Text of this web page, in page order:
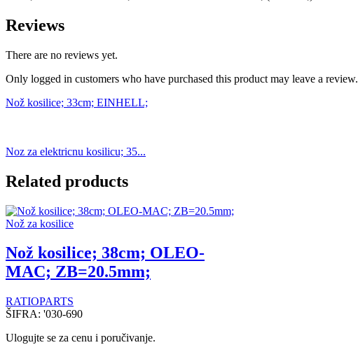
Reviews
There are no reviews yet.
Only logged in customers who have purchased this product may leave a review.
Nož kosilice; 33cm; EINHELL;
Noz za elektricnu kosilicu; 35...
Related products
Nož za kosilice
Nož kosilice; 38cm; OLEO-
MAC; ZB=20.5mm;
RATIOPARTS
ŠIFRA: '030-690
Ulogujte se za cenu i poručivanje.